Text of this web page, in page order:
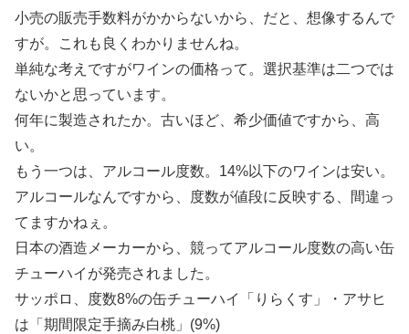
小売の販売手数料がかからないから、だと、想像するんで
すが。これも良くわかりませんね。
単純な考えですがワインの価格って。選択基準は二つでは
ないかと思っています。
何年に製造されたか。古いほど、希少価値ですから、高
い。
もう一つは、アルコール度数。14%以下のワインは安い。
アルコールなんですから、度数が値段に反映する、間違っ
てますかねぇ。
日本の酒造メーカーから、競ってアルコール度数の高い缶
チューハイが発売されました。
サッポロ、度数8%の缶チューハイ「りらくす」・アサヒ
は「期間限定手摘み白桃」(9%)